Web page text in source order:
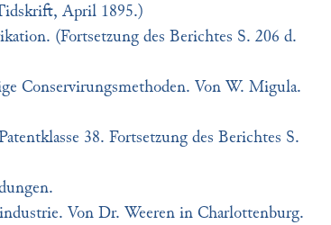
April 1895.)
(Fortsetzung des Berichtes S. 206 d.
Conservirungsmethoden. Von W. Migula.
38. Fortsetzung des Berichtes S.
Von Dr. Weeren in Charlottenburg.